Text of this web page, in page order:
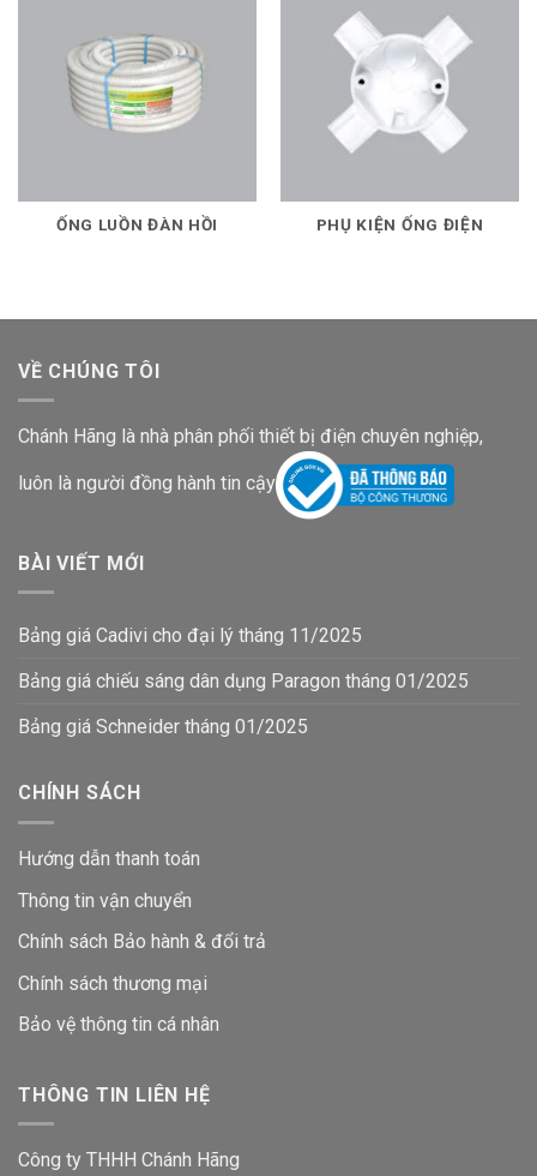
ỐNG LUỒN ĐÀN HỒI PHỤ KIỆN ỐNG ĐIỆN
VỀ CHÚNG TÔI
Chánh Hãng là nhà phân phối thiết bị điện chuyên nghiệp,
luôn là người đồng hành tin cậy
BÀI VIẾT MỚI
Bảng giá Cadivi cho đại lý tháng 11/2025
Bảng giá chiếu sáng dân dụng Paragon tháng 01/2025
Bảng giá Schneider tháng 01/2025
CHÍNH SÁCH
Hướng dẫn thanh toán
Thông tin vận chuyển
Chính sách Bảo hành & đổi trả
Chính sách thương mại
Bảo vệ thông tin cá nhân
THÔNG TIN LIÊN HỆ
Công ty THHH Chánh Hãng